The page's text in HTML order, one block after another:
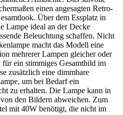
einen angesagten Retro-
Über dem Essplatz in
Lampe ideal an der Decke
Beleuchtung schaffen. Nicht
macht das Modell eine
mehrerer Lampen gleicher oder
ein stimmiges Gesamtbild im
zusätzlich eine dimmbare
um bei Bedarf ein
zu erhalten. Die Lampe kann in
den Bildern abweichen. Zum
mit 40W benötigt, die nicht im